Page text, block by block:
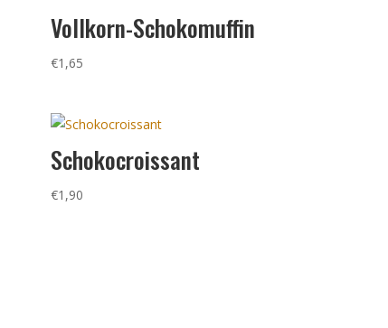
Vollkorn-Schokomuffin
€1,65
Schokocroissant
€1,90